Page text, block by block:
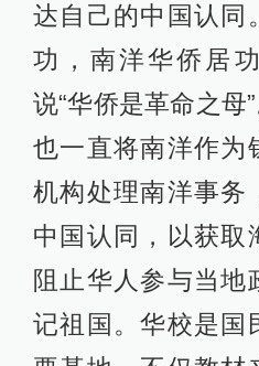
达自己的中国认同
功，南洋华侨居
说“华侨是革命之母
也一直将南洋作为
机构处理南洋事务
中国认同，以获取
阻止华人参与当地
记祖国。华校是国